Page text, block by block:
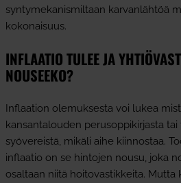
syntymekanismiltaan karvanlähtöä
kokonaisuus.
INFLAATIO TULEE JA
NOUSEEKO?
Inflaation olemuksesta voi lukea
kansantalouden perusoppikirjasta
syövereistä, mikäli aihe kiinnostaa.
inflaatio on se hintojen nousu, joka
osaltaan niitä hoitovastikkeita. Mutta